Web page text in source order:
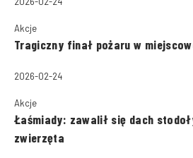
Akcje
Tragiczny finał pożaru w
2026-02-24
Akcje
Łaśmiady: zawalił się dach
zwierzęta